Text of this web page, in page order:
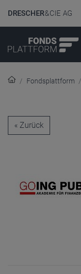
DRESCHER& CIE AG
Fondsplattform
« Zurück